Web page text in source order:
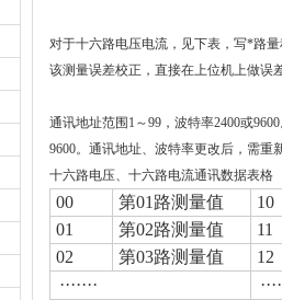
对于十六路电压电流，见下表， 写*路量
该测量误差校正，直接在上位机上做误
通讯地址范围1～99，波特率2400或
9600。通讯地址、波特率更改后，需重
十六路电压、十六路电流通讯数据表格
00 第01 路测量值
10
01
第02路测量值
11
02
第03路测量值
12
·······